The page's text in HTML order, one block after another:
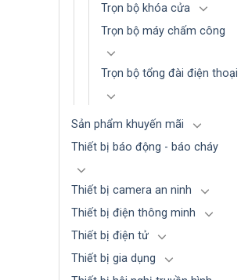
Trọn bộ khóa cửa
Trọn bộ máy chấm công
Trọn bộ tổng đài điện thoại
Sản phẩm khuyến mãi
Thiết bị báo động - báo cháy
Thiết bị camera an ninh
Thiết bị điện thông minh
Thiết bị điện tử
Thiết bị gia dụng